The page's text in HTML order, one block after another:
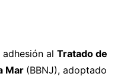
adhesión al Tratado de
Mar (BBNJ), adoptado